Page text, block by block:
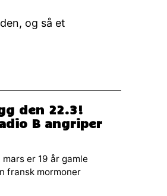
og så et
den 22.3!
B angriper
er 19 år gamle
fransk mormoner